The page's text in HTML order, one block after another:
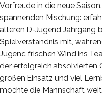
Vorfreude in die neue
spannenden Mischung:
älteren D-Jugend Jahrgang
Spielverständnis mit,
Jugend frischen Wind ins
der erfolgreich absolvierten
großen Einsatz und viel
möchte die Mannschaft